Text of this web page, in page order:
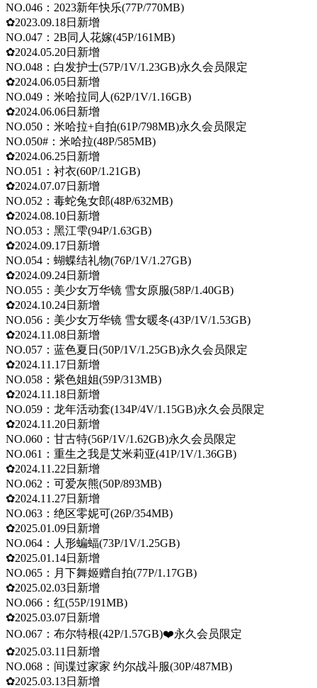
NO.046：2023新年快乐(77P/770MB)
✿2023.09.18日新增
NO.047：2B同人花嫁(45P/161MB)
✿2024.05.20日新增
NO.048：白发护士(57P/1V/1.23GB)永久会员限定
✿2024.06.05日新增
NO.049：米哈拉同人(62P/1V/1.16GB)
✿2024.06.06日新增
NO.050：米哈拉+自拍(61P/798MB)永久会员限定
NO.050#：米哈拉(48P/585MB)
✿2024.06.25日新增
NO.051：衬衣(60P/1.21GB)
✿2024.07.07日新增
NO.052：毒蛇兔女郎(48P/632MB)
✿2024.08.10日新增
NO.053：黑江雫(94P/1.63GB)
✿2024.09.17日新增
NO.054：蝴蝶结礼物(76P/1V/1.27GB)
✿2024.09.24日新增
NO.055：美少女万华镜 雪女原服(58P/1.40GB)
✿2024.10.24日新增
NO.056：美少女万华镜 雪女暖冬(43P/1V/1.53GB)
✿2024.11.08日新增
NO.057：蓝色夏日(50P/1V/1.25GB)永久会员限定
✿2024.11.17日新增
NO.058：紫色姐姐(59P/313MB)
✿2024.11.18日新增
NO.059：龙年活动套(134P/4V/1.15GB)永久会员限定
✿2024.11.20日新增
NO.060：甘古特(56P/1V/1.62GB)永久会员限定
NO.061：重生之我是艾米莉亚(41P/1V/1.36GB)
✿2024.11.22日新增
NO.062：可爱灰熊(50P/893MB)
✿2024.11.27日新增
NO.063：绝区零妮可(26P/354MB)
✿2025.01.09日新增
NO.064：人形蝙蝠(73P/1V/1.25GB)
✿2025.01.14日新增
NO.065：月下舞姬赠自拍(77P/1.17GB)
✿2025.02.03日新增
NO.066：红(55P/191MB)
✿2025.03.07日新增
NO.067：布尔特根(42P/1.57GB)❤️永久会员限定
✿2025.03.11日新增
NO.068：间谍过家家 约尔战斗服(30P/487MB)
✿2025.03.13日新增